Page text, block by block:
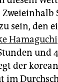
sein, den
Hamaguchi
und
der
im